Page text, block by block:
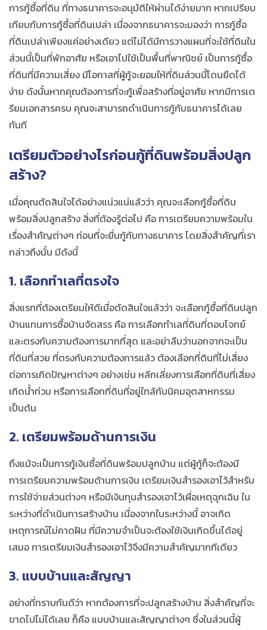
การกู้ซื้อที่ดิน ที่ทางธนาคารจะอนุมัติให้ผ่านได้ง่ายมาก หากเปรียบ
เทียบกับการกู้ซื้อที่ดินเปล่า เนื่องจากธนาคารจะมองว่า การกู้ซื้อ
ที่ดินเปล่าเพียงแค่อย่างเดียว แต่ไม่ได้มีการวางแผนที่จะใช้ที่ดินใน
ส่วนนี้เป็นที่พักอาศัย หรือเอาไปใช้เป็นพื้นที่พาณิชย์ เป็นการกู้ซื้อ
ที่ดินที่มีความเสี่ยง มีโอกาสที่ผู้กู้จะยอมให้ที่ดินส่วนนี้โดนยึดได้
ง่าย ดังนั้นหากคุณต้องการที่จะกู้เพื่อสร้างที่อยู่อาศัย หากมีการเต
รียมเอกสารครบ คุณจะสามารถดำเนินการกู้กับธนาคารได้เลย
ทันที
เตรียมตัวอย่างไรก่อนกู้ที่ดินพร้อมสิ่งปลูก
สร้าง?
เมื่อคุณตัดสินใจได้อย่างแน่วแน่แล้วว่า คุณจะเลือกกู้ซื้อที่ดิน
พร้อมสิ่งปลูกสร้าง สิ่งที่ต้องรู้ต่อไป คือ การเตรียมความพร้อมใน
เรื่องสำคัญต่างๆ ก่อนที่จะยื่นกู้กับทางธนาคาร โดยสิ่งสำคัญที่เรา
กล่าวถึงนั้น มีดังนี้
1. เลือกทำเลที่ตรงใจ
สิ่งแรกที่ต้องเตรียมให้ดีเมื่อตัดสินใจแล้วว่า จะเลือกกู้ซื้อที่ดินปลูก
บ้านแทนการซื้อบ้านจัดสรร คือ การเลือกทำเลที่ดินที่ตอบโจทย์
และตรงกับความต้องการมากที่สุด และอย่าลืมว่านอกจากจะเป็น
ที่ดินที่สวย ที่ตรงกับความต้องการแล้ว ต้องเลือกที่ดินที่ไม่เสี่ยง
ต่อการเกิดปัญหาต่างๆ อย่างเช่น หลีกเลี่ยงการเลือกที่ดินที่เสี่ยง
เกิดน้ำท่วม หรือการเลือกที่ดินที่อยู่ใกล้กับนิคมอุตสาหกรรม
เป็นต้น
2. เตรียมพร้อมด้านการเงิน
ถึงแม้จะเป็นการกู้เงินซื้อที่ดินพร้อมปลูกบ้าน แต่ผู้กู้ก็จะต้องมี
การเตรียมความพร้อมด้านการเงิน เตรียมเงินสำรองเอาไว้สำหรับ
การใช้จ่ายส่วนต่างๆ หรือมีเงินทุนสำรองเอาไว้เผื่อเหตุฉุกเฉิน ใน
ระหว่างที่ดำเนินการสร้างบ้าน เนื่องจากในระหว่างนี้ อาจเกิด
เหตุการณ์ไม่คาดฝัน ที่มีความจำเป็นจะต้องใช้เงินเกิดขึ้นได้อยู่
เสมอ การเตรียมเงินสำรองเอาไว้จึงมีความสำคัญมากทีเดียว
3. แบบบ้านและสัญญา
อย่างที่ทราบกันดีว่า หากต้องการที่จะปลูกสร้างบ้าน สิ่งสำคัญที่จะ
ขาดไปไม่ได้เลย ก็คือ แบบบ้านและสัญญาต่างๆ ซึ่งในส่วนนี้ผู้